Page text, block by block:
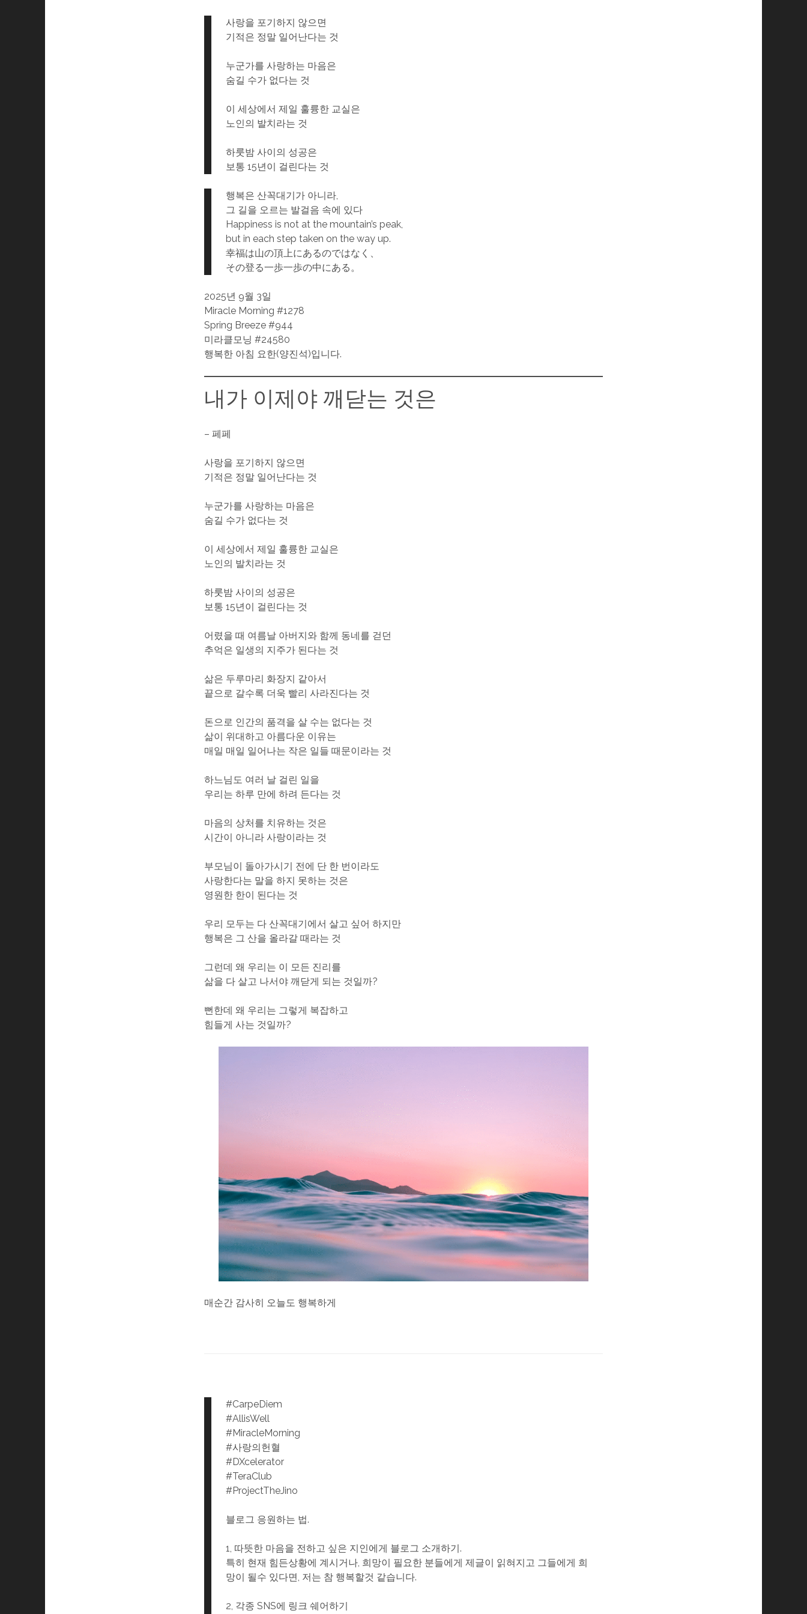
사랑을 포기하지 않으면
기적은 정말 일어난다는 것
누군가를 사랑하는 마음은
숨길 수가 없다는 것
이 세상에서 제일 훌륭한 교실은
노인의 발치라는 것
하룻밤 사이의 성공은
보통 15년이 걸린다는 것
행복은 산꼭대기가 아니라,
그 길을 오르는 발걸음 속에 있다
Happiness is not at the mountain’s peak,
but in each step taken on the way up.
幸福は山の頂上にあるのではなく、
その登る一歩一歩の中にある。
2025년 9월 3일
Miracle Morning #1278
Spring Breeze #944
미라클모닝 #24580
행복한 아침 요한(양진석)입니다.
내가 이제야 깨닫는 것은
– 페페
사랑을 포기하지 않으면
기적은 정말 일어난다는 것
누군가를 사랑하는 마음은
숨길 수가 없다는 것
이 세상에서 제일 훌륭한 교실은
노인의 발치라는 것
하룻밤 사이의 성공은
보통 15년이 걸린다는 것
어렸을 때 여름날 아버지와 함께 동네를 걷던
추억은 일생의 지주가 된다는 것
삶은 두루마리 화장지 같아서
끝으로 갈수록 더욱 빨리 사라진다는 것
돈으로 인간의 품격을 살 수는 없다는 것
삶이 위대하고 아름다운 이유는
매일 매일 일어나는 작은 일들 때문이라는 것
하느님도 여러 날 걸린 일을
우리는 하루 만에 하려 든다는 것
마음의 상처를 치유하는 것은
시간이 아니라 사랑이라는 것
부모님이 돌아가시기 전에 단 한 번이라도
사랑한다는 말을 하지 못하는 것은
영원한 한이 된다는 것
우리 모두는 다 산꼭대기에서 살고 싶어 하지만
행복은 그 산을 올라갈 때라는 것
그런데 왜 우리는 이 모든 진리를
삶을 다 살고 나서야 깨닫게 되는 것일까?
뻔한데 왜 우리는 그렇게 복잡하고
힘들게 사는 것일까?
매순간 감사히 오늘도 행복하게
#CarpeDiem
#AllisWell
#MiracleMorning
#사랑의헌혈
#DXcelerator
#TeraClub
#ProjectTheJino
블로그 응원하는 법.
1, 따뜻한 마음을 전하고 싶은 지인에게 블로그 소개하기.
특히 현재 힘든상황에 계시거나, 희망이 필요한 분들에게 제글이 읽혀지고 그들에게 희
망이 될수 있다면, 저는 참 행복할것 같습니다.
2, 각종 SNS에 링크 쉐어하기